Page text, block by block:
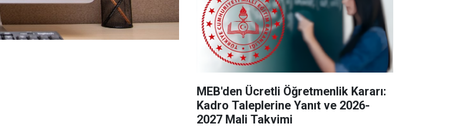
MEB'den Ücretli Öğretmenlik Kararı:
Kadro Taleplerine Yanıt ve 2026-
2027 Mali Takvimi